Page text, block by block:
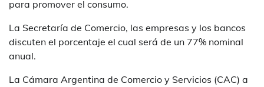
para promover el consumo.
La Secretaría de Comercio, las empresas y los bancos
discuten el porcentaje el cual será de un 77% nominal
anual.
La Cámara Argentina de Comercio y Servicios (CAC) a